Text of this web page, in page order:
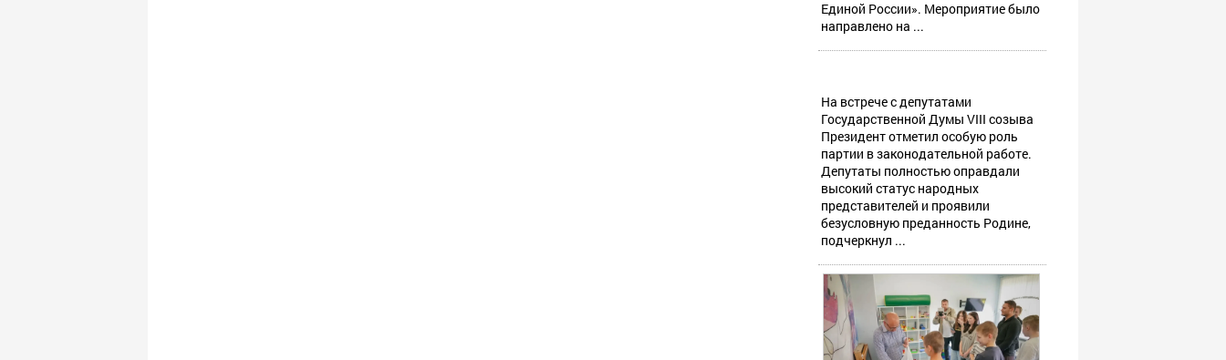
Единой России». Мероприятие было
направлено на ...
На встрече с депутатами
Государственной Думы VIII созыва
Президент отметил особую роль
партии в законодательной работе.
Депутаты полностью оправдали
высокий статус народных
представителей и проявили
безусловную преданность Родине,
подчеркнул ...